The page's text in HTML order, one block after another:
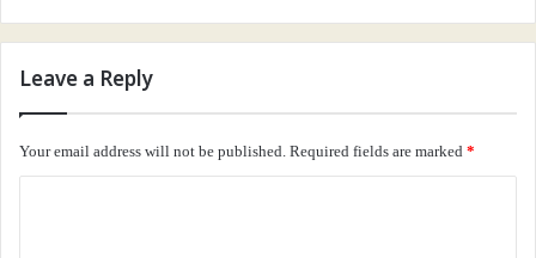
Leave a Reply
Your email address will not be published. Required fields are marked *